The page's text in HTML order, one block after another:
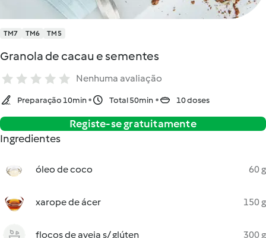
TM7 TM6 TM5
Granola de cacau e sementes
Nenhuma avaliação
Preparação 10min Total 50min 10 doses
Registe-se gratuitamente
Ingredientes
óleo de coco 60 g
xarope de ácer 150 g
flocos de aveia s/ glúten 300 g